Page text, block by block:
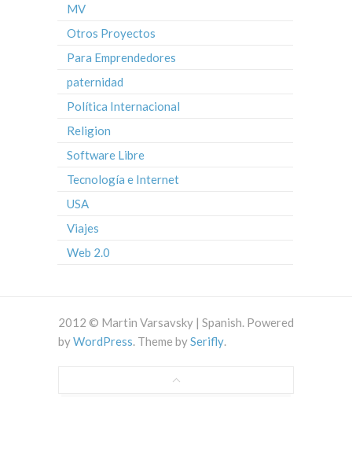
MV
Otros Proyectos
Para Emprendedores
paternidad
Política Internacional
Religion
Software Libre
Tecnología e Internet
USA
Viajes
Web 2.0
2012 © Martin Varsavsky | Spanish. Powered
byWordPress. Theme bySerifly.